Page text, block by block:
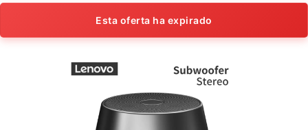
Esta oferta ha expirado